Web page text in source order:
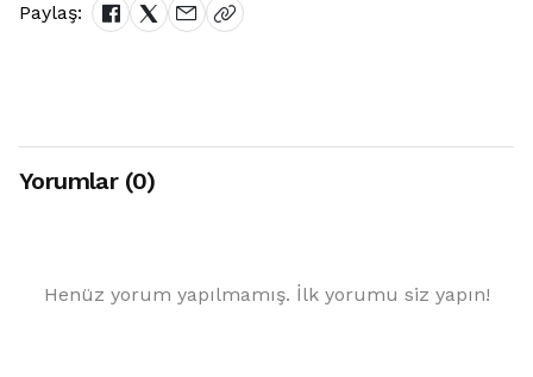
Paylaş:
Yorumlar (0)
Henüz yorum yapılmamış. İlk yorumu siz yapın!